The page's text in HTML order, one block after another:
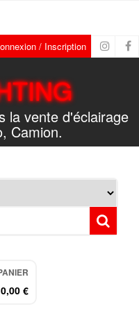
/ Inscription
la vente d'éclairage
Camion.
0,00 €